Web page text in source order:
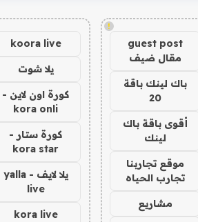
!
guest post
مقال ضيف
باك لينك باقة
20
أقوى باقة باك
لينك
موقع تجاربنا
تجارب الحياه
مشاريع
koora live
يلا شوت
كورة اون لاين -
kora onli
كورة ستار -
kora star
يلا لايف - yalla
live
kora live